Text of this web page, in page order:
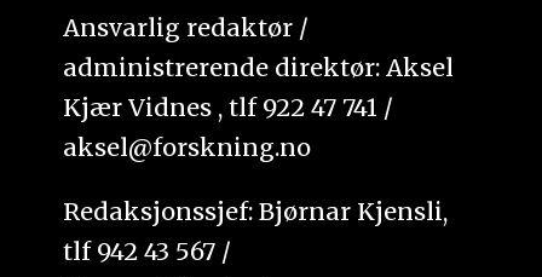
Ansvarlig redaktør /
administrerende direktør: Aksel
Kjær Vidnes , tlf 922 47 741 /
aksel@forskning.no
Redaksjonssjef: Bjørnar Kjensli,
tlf 942 43 567 /